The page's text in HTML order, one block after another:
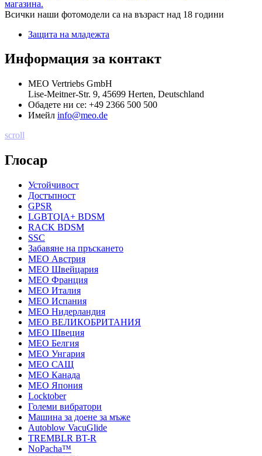
магазина.
Всички наши фотомодели са на възраст над 18 години
Защита на младежта
Информация за контакт
MEO Vertriebs GmbH
Lise-Meitner-Str. 9, 45699 Herten, Deutschland
Обадете ни се: +49 2366 500 500
Имейл info@meo.de
scroll
Глосар
Устойчивост
Достъпност
GPSR
LGBTQIA+ BDSM
RACK BDSM
SSC
Забавяне на пръскането
MEO Австрия
MEO Швейцария
MEO Франция
MEO Италия
MEO Испания
MEO Нидерландия
MEO ВЕЛИКОБРИТАНИЯ
MEO Швеция
MEO Белгия
MEO Унгария
MEO САЩ
MEO Канада
MEO Япония
Locktober
Големи вибратори
Машина за доене за мъже
Autoblow VacuGlide
TREMBLR BT-R
NoPacha™